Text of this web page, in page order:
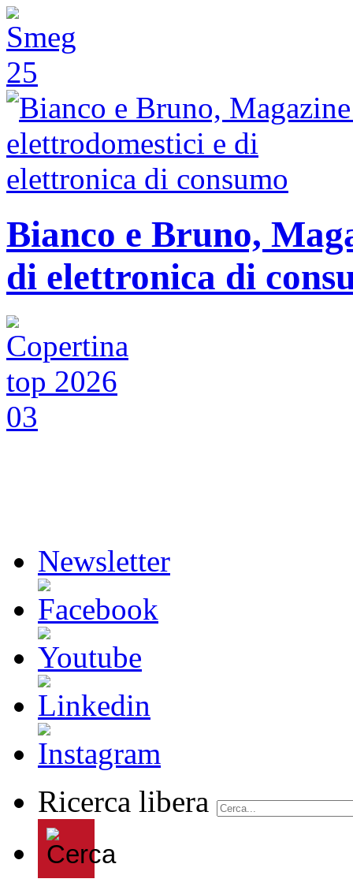
Bianco e Bruno,
di elettronica di
Newsletter
Ricerca libera